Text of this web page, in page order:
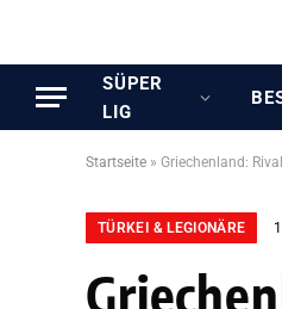
SÜPER
LIG
Startseite » Griechenland:
TÜRKEI & LEGIONÄRE